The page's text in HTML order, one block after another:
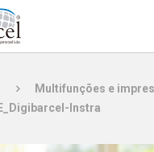
Multifunções e
Instra